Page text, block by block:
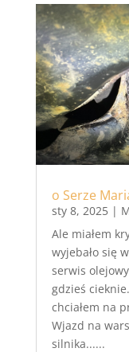
o Serze
sty 8, 2025|
Ale miałem
wyjebało się
serwis
gdzieś
chciałem na
Wjazd na
silnika......